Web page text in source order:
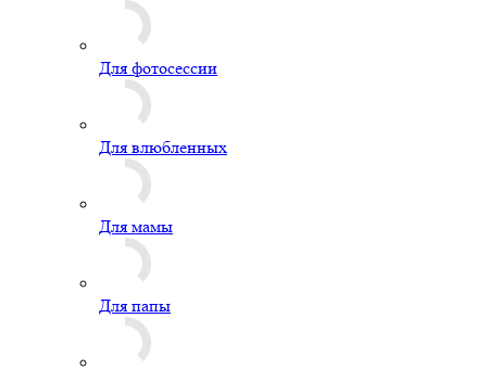
Для фотосессии
Для влюбленных
Для мамы
Для папы